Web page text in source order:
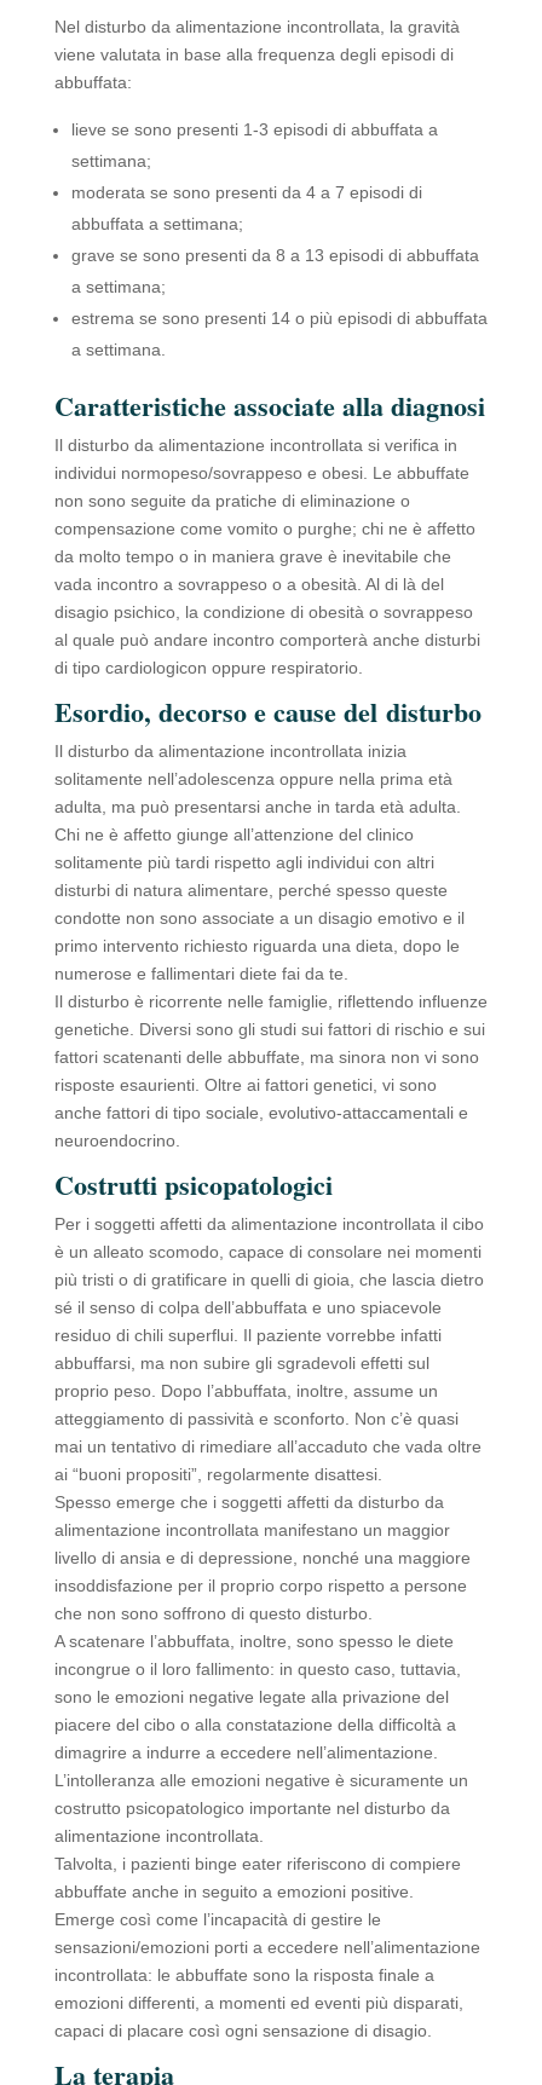
Nel disturbo da alimentazione incontrollata, la gravità
viene valutata in base alla frequenza degli episodi di
abbuffata:
lieve se sono presenti 1-3 episodi di abbuffata a
settimana;
moderata se sono presenti da 4 a 7 episodi di
abbuffata a settimana;
grave se sono presenti da 8 a 13 episodi di abbuffata
a settimana;
estrema se sono presenti 14 o più episodi di abbuffata
a settimana.
Caratteristiche associate alla diagnosi
Il disturbo da alimentazione incontrollata si verifica in
individui normopeso/sovrappeso e obesi. Le abbuffate
non sono seguite da pratiche di eliminazione o
compensazione come vomito o purghe; chi ne è affetto
da molto tempo o in maniera grave è inevitabile che
vada incontro a sovrappeso o a obesità. Al di là del
disagio psichico, la condizione di obesità o sovrappeso
al quale può andare incontro comporterà anche disturbi
di tipo cardiologicon oppure respiratorio.
Esordio, decorso e cause del disturbo
Il disturbo da alimentazione incontrollata inizia
solitamente nell’adolescenza oppure nella prima età
adulta, ma può presentarsi anche in tarda età adulta.
Chi ne è affetto giunge all’attenzione del clinico
solitamente più tardi rispetto agli individui con altri
disturbi di natura alimentare, perché spesso queste
condotte non sono associate a un disagio emotivo e il
primo intervento richiesto riguarda una dieta, dopo le
numerose e fallimentari diete fai da te.
Il disturbo è ricorrente nelle famiglie, riflettendo influenze
genetiche. Diversi sono gli studi sui fattori di rischio e sui
fattori scatenanti delle abbuffate, ma sinora non vi sono
risposte esaurienti. Oltre ai fattori genetici, vi sono
anche fattori di tipo sociale, evolutivo-attaccamentali e
neuroendocrino.
Costrutti psicopatologici
Per i soggetti affetti da alimentazione incontrollata il cibo
è un alleato scomodo, capace di consolare nei momenti
più tristi o di gratificare in quelli di gioia, che lascia dietro
sé il senso di colpa dell’abbuffata e uno spiacevole
residuo di chili superflui. Il paziente vorrebbe infatti
abbuffarsi, ma non subire gli sgradevoli effetti sul
proprio peso. Dopo l’abbuffata, inoltre, assume un
atteggiamento di passività e sconforto. Non c’è quasi
mai un tentativo di rimediare all’accaduto che vada oltre
ai “buoni propositi”, regolarmente disattesi.
Spesso emerge che i soggetti affetti da disturbo da
alimentazione incontrollata manifestano un maggior
livello di ansia e di depressione, nonché una maggiore
insoddisfazione per il proprio corpo rispetto a persone
che non sono soffrono di questo disturbo.
A scatenare l’abbuffata, inoltre, sono spesso le diete
incongrue o il loro fallimento: in questo caso, tuttavia,
sono le emozioni negative legate alla privazione del
piacere del cibo o alla constatazione della difficoltà a
dimagrire a indurre a eccedere nell’alimentazione.
L’intolleranza alle emozioni negative è sicuramente un
costrutto psicopatologico importante nel disturbo da
alimentazione incontrollata.
Talvolta, i pazienti binge eater riferiscono di compiere
abbuffate anche in seguito a emozioni positive.
Emerge così come l’incapacità di gestire le
sensazioni/emozioni porti a eccedere nell’alimentazione
incontrollata: le abbuffate sono la risposta finale a
emozioni differenti, a momenti ed eventi più disparati,
capaci di placare così ogni sensazione di disagio.
La terapia